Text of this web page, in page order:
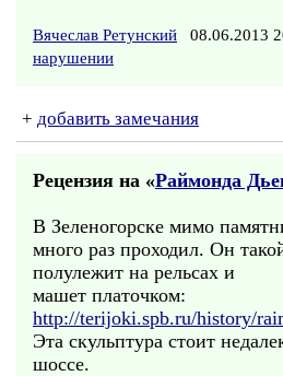
Вячеслав Ретунский 08.06.2013
нарушении
+ добавить замечания
Рецензия на «Раймонда
В Зеленогорске мимо
много раз проходил. Он
полулежит на рельсах и
машет платочком:
http://terijoki.spb.ru/history/
Эта скульптура стоит
шоссе.